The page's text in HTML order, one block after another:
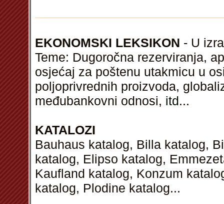
EKONOMSKI LEKSIKON - U
Teme: Dugoročna rezerviranja,
osjećaj za poštenu utakmicu u
poljoprivrednih proizvoda,
međubankovni odnosi, itd...
KATALOZI
Bauhaus katalog, Billa katalog,
katalog, Elipso katalog,
Kaufland katalog, Konzum
katalog, Plodine katalog...